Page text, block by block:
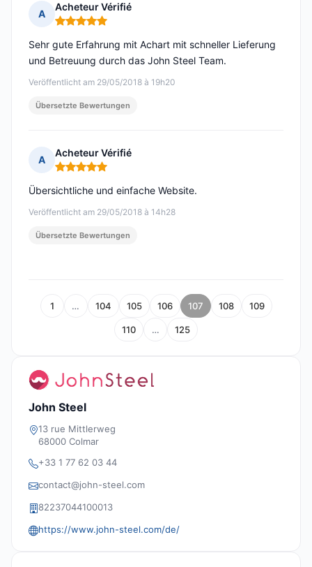
A
Acheteur Vérifié
Hinweis: 5 von 5
Veröffentlicht am 29/05/2018 à 19h20
Sehr gute Erfahrung mit Achart mit schneller Lieferung
und Betreuung durch das John Steel Team.
Übersetzte Bewertungen
A
Acheteur Vérifié
Hinweis: 5 von 5
Veröffentlicht am 29/05/2018 à 14h28
Übersichtliche und einfache Website.
Übersetzte Bewertungen
1 … 104 105 106 107 108 109
110 … 125
John Steel
13 rue Mittlerweg
68000 Colmar
+33 1 77 62 03 44
contact@john-steel.com
82237044100013
https://www.john-steel.com/de/